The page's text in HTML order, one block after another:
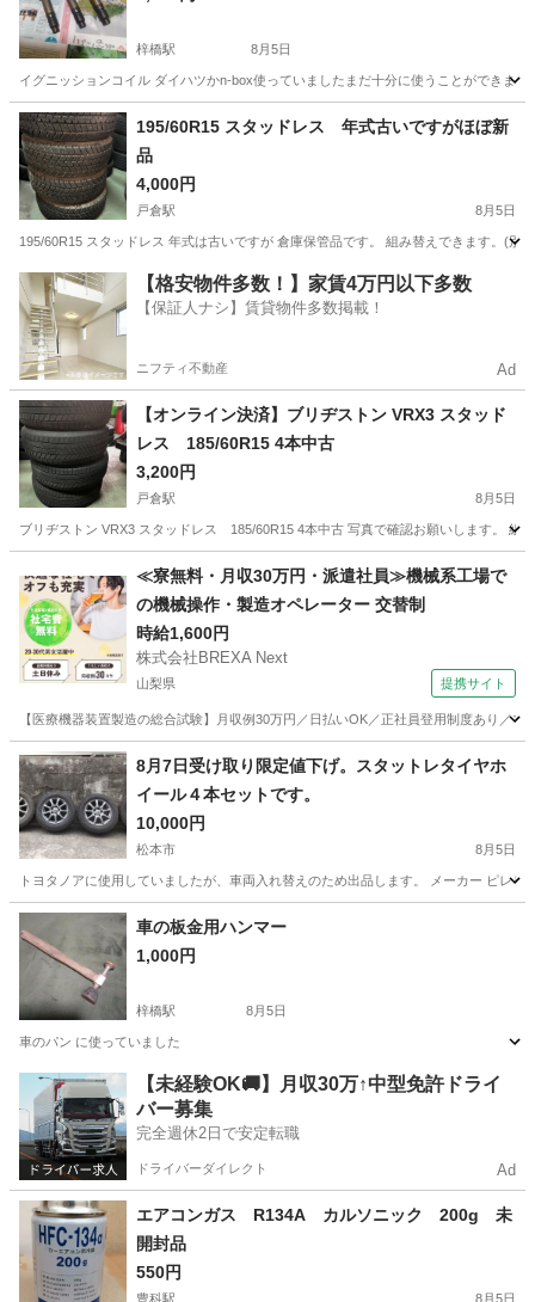
梓橋駅 8月5日
イグニッションコイル ダイハツかn-box使っていましたまだ十分に使うことができます
長野 松本市 パーツ
195/60R15 スタッドレス 年式古いですがほぼ新
品
4,000円
戸倉駅 8月5日
195/60R15 スタッドレス 年式は古いですが 倉庫保管品です。 組み替えできます。(別
長野 千曲市 戸倉駅 タイヤ、ホイール スタッドレス
【格安物件多数！】家賃4万円以下多数
【保証人ナシ】賃貸物件多数掲載！
ニフティ不動産 Ad
【オンライン決済】ブリヂストン VRX3 スタッド
レス 185/60R15 4本中古
3,200円
戸倉駅 8月5日
ブリヂストン VRX3 スタッドレス 185/60R15 4本中古 写真で確認お願いします。 組
戸倉駅 タイヤ、ホイール ブリヂストン
≪寮無料・月収30万円・派遣社員≫機械系工場で
の機械操作・製造オペレーター 交替制
時給1,600円
株式会社BREXA Next
山梨県 提携サイト
【医療機器装置製造の総合試験】月収例30万円／日払いOK／正社員登用制度あり
山梨 その他
8月7日受け取り限定値下げ。スタットレタイヤホ
イール４本セットです。
10,000円
松本市 8月5日
トヨタノアに使用していましたが、車両入れ替えのため出品します。 メーカー ピレリ
長野 松本市 タイヤ、ホイール
車の板金用ハンマー
1,000円
梓橋駅 8月5日
車のパン に使っていました
長野 松本市 梓橋駅 外装、車外用品
【未経験OK🚚】月収30万↑中型免許ドライ
バー募集
完全週休2日で安定転職
ドライバーダイレクト Ad
エアコンガス R134A カルソニック 200g 未
開封品
550円
豊科駅 8月5日